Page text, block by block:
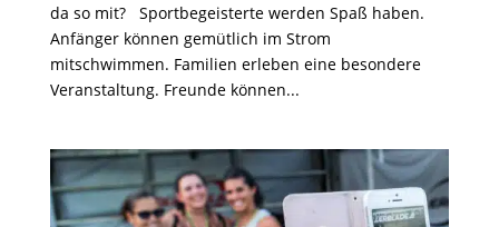
da so mit? Sportbegeisterte werden Spaß haben.
Anfänger können gemütlich im Strom
mitschwimmen. Familien erleben eine besondere
Veranstaltung. Freunde können...